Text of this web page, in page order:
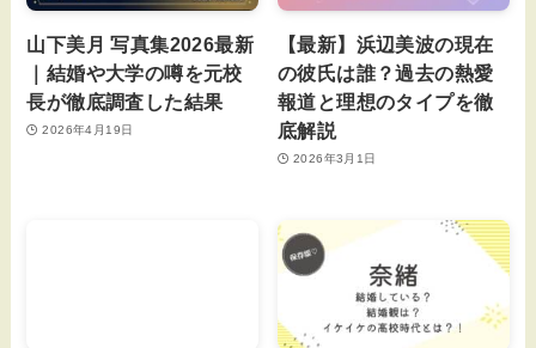
山下美月 写真集2026最新
｜結婚や大学の噂を元校
長が徹底調査した結果
2026年4月19日
【最新】浜辺美波の現在
の彼氏は誰？過去の熱愛
報道と理想のタイプを徹
底解説
2026年3月1日